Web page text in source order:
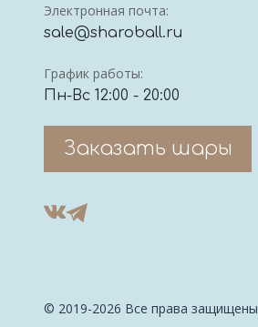
Электронная почта:
sale@sharoball.ru
График работы:
Пн-Вс 12:00 - 20:00
Заказать шары
© 2019-2026 Все права защищены